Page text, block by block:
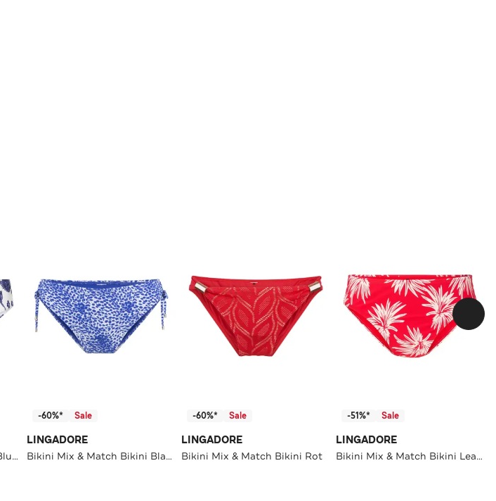
Bikini Mix & Match Bikini Blue white print
-60%* Sale
LINGADORE
Bikini Mix & Match Bikini Blau weiss Druck
-60%* Sale
LINGADORE
Bikini Mix & Match Bikini Rot
-51%* Sale
LINGADORE
Bikini Mix & Match Bikini Leaf stripe